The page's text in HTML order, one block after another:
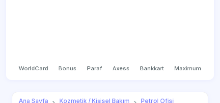
WorldCard Bonus Paraf Axess Bankkart Maximum
Ana Sayfa Kozmetik / Kişisel Bakım
Petrol Ofisi